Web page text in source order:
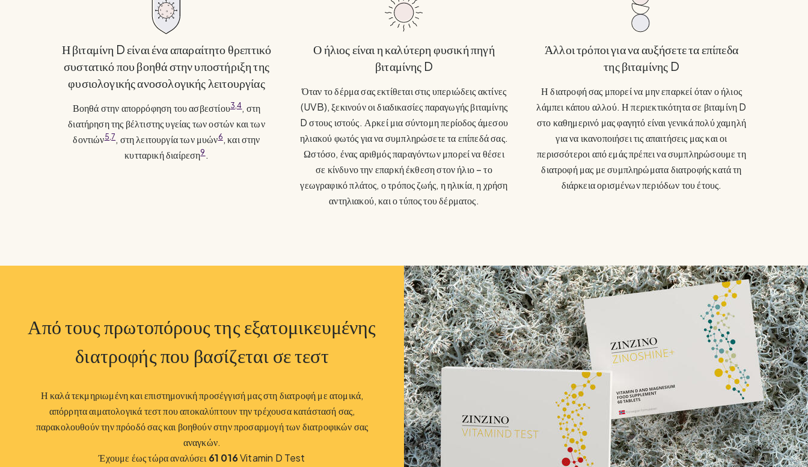
Η βιταμίνη D είναι ένα απαραίτητο θρεπτικό
συστατικό που βοηθά στην υποστήριξη της
φυσιολογικής ανοσολογικής λειτουργίας
Βοηθά στην απορρόφηση του ασβεστίου3,4, στη
διατήρηση της βέλτιστης υγείας των οστών και των
δοντιών5,7, στη λειτουργία των μυών6, και στην
κυτταρική διαίρεση9.
Ο ήλιος είναι η καλύτερη φυσική πηγή
βιταμίνης D
Όταν το δέρμα σας εκτίθεται στις υπεριώδεις ακτίνες
(UVB), ξεκινούν οι διαδικασίες παραγωγής βιταμίνης
D στους ιστούς. Αρκεί μια σύντομη περίοδος άμεσου
ηλιακού φωτός για να συμπληρώσετε τα επίπεδά σας.
Ωστόσο, ένας αριθμός παραγόντων μπορεί να θέσει
σε κίνδυνο την επαρκή έκθεση στον ήλιο – το
γεωγραφικό πλάτος, ο τρόπος ζωής, η ηλικία, η χρήση
αντηλιακού, και ο τύπος του δέρματος.
Άλλοι τρόποι για να αυξήσετε τα επίπεδα
της βιταμίνης D
Η διατροφή σας μπορεί να μην επαρκεί όταν ο ήλιος
λάμπει κάπου αλλού. Η περιεκτικότητα σε βιταμίνη D
στο καθημερινό μας φαγητό είναι γενικά πολύ χαμηλή
για να ικανοποιήσει τις απαιτήσεις μας και οι
περισσότεροι από εμάς πρέπει να συμπληρώσουμε τη
διατροφή μας με συμπληρώματα διατροφής κατά τη
διάρκεια ορισμένων περιόδων του έτους.
Από τους πρωτοπόρους της εξατομικευμένης
διατροφής που βασίζεται σε τεστ
Η καλά τεκμηριωμένη και επιστημονική προσέγγισή μας στη διατροφή με ατομικά,
απόρρητα αιματολογικά τεστ που αποκαλύπτουν την τρέχουσα κατάστασή σας,
παρακολουθούν την πρόοδό σας και βοηθούν στην προσαρμογή των διατροφικών σας
αναγκών.
Έχουμε έως τώρα αναλύσει 61 016Vitamin D Test